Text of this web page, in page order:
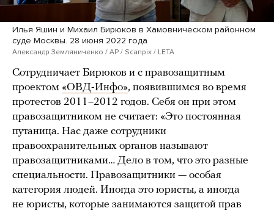
Илья Яшин и Михаил Бирюков в Хамовническом районном
суде Москвы. 28 июня 2022 года
Александр Земляниченко / AP / Scanpix / LETA
Сотрудничает Бирюков и с правозащитным
проектом «ОВД-Инфо», появившимся во время
протестов 2011–2012 годов. Себя он при этом
правозащитником не считает: «Это постоянная
путаница. Нас даже сотрудники
правоохранительных органов называют
правозащитниками… Дело в том, что это разные
специальности. Правозащитники — особая
категория людей. Иногда это юристы, а иногда
не юристы, которые занимаются защитой прав